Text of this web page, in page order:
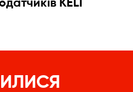
KELI